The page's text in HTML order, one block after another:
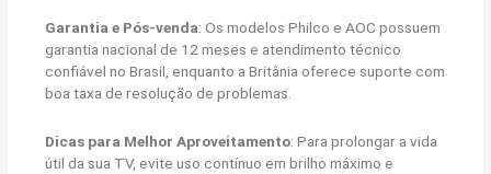
Garantia e Pós-venda: Os modelos Philco e AOC possuem
garantia nacional de 12 meses e atendimento técnico
confiável no Brasil, enquanto a Britânia oferece suporte com
boa taxa de resolução de problemas.
Dicas para Melhor Aproveitamento: Para prolongar a vida
útil da sua TV, evite uso contínuo em brilho máximo e